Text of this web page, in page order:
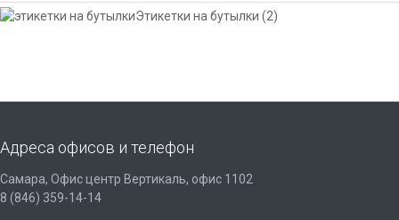
Этикетки на бутылки (2)
Адреса офисов и телефон
Самара, Офис центр Вертикаль, офис 1102
8 (846) 359-14-14